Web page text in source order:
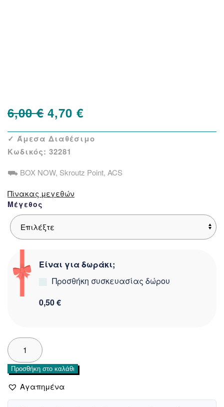
6,00€ Original
price
was:
4,70 €
τρέχουσα
τιμή
4,70 €.
✓ Άμεσα Διαθέσιμο
Κωδικός: 32281
⛟ BOX NOW, Skroutz Point, ACS
Πίνακας μεγεθών
Μέγεθος
Είναι για δωράκι;
Προσθήκη συσκευασίας δώρου
0,50 €
Biyo
Kids
φανελάκι
με
στάμπα
«Racing
Προσθήκη στο καλάθι
Αγαπημένα